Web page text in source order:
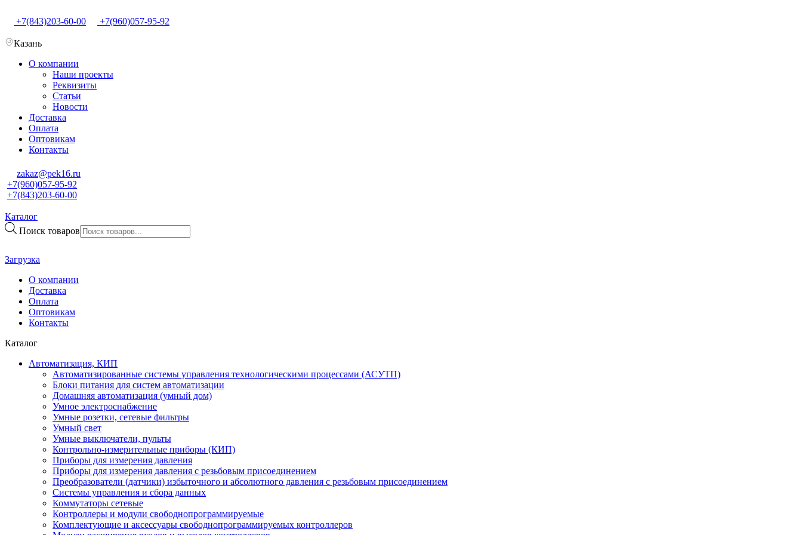
+7(843)203-60-00 +7(960)057-95-92
Казань
О компании
Наши проекты
Реквизиты
Статьи
Новости
Доставка
Оплата
Оптовикам
Контакты
zakaz@pek16.ru
+7(960)057-95-92
+7(843)203-60-00
Каталог
Поиск товаров
Загрузка
О компании
Доставка
Оплата
Оптовикам
Контакты
Каталог
Автоматизация, КИП
Автоматизированные системы управления технологическими процессами (АСУТП)
Блоки питания для систем автоматизации
Домашняя автоматизация (умный дом)
Умное электроснабжение
Умные розетки, сетевые фильтры
Умный свет
Умные выключатели, пульты
Контрольно-измерительные приборы (КИП)
Приборы для измерения давления
Приборы для измерения давления с резьбовым присоединением
Преобразователи (датчики) избыточного и абсолютного давления с резьбовым присоединением
Системы управления и сбора данных
Коммутаторы сетевые
Контроллеры и модули свободнопрограммируемые
Комплектующие и аксессуары свободнопрограммируемых контроллеров